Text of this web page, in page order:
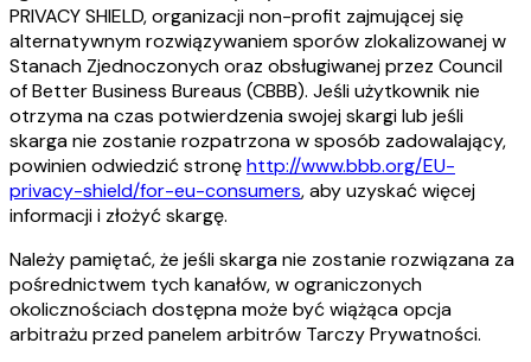
PRIVACY SHIELD, organizacji non-profit zajmującej się
alternatywnym rozwiązywaniem sporów zlokalizowanej w
Stanach Zjednoczonych oraz obsługiwanej przez Council
of Better Business Bureaus (CBBB). Jeśli użytkownik nie
otrzyma na czas potwierdzenia swojej skargi lub jeśli
skarga nie zostanie rozpatrzona w sposób zadowalający,
powinien odwiedzić stronęhttp://www.bbb.org/EU-
privacy-shield/for-eu-consumers, aby uzyskać więcej
informacji i złożyć skargę.
Należy pamiętać, że jeśli skarga nie zostanie rozwiązana za
pośrednictwem tych kanałów, w ograniczonych
okolicznościach dostępna może być wiążąca opcja
arbitrażu przed panelem arbitrów Tarczy Prywatności.